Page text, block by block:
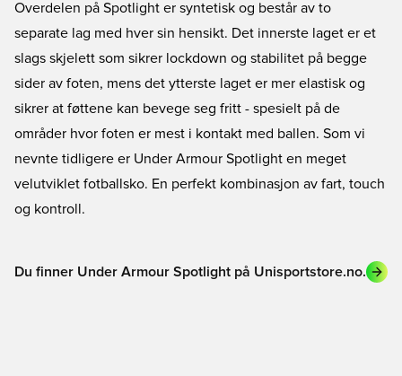
Overdelen på Spotlight er syntetisk og består av to
separate lag med hver sin hensikt. Det innerste laget er et
slags skjelett som sikrer lockdown og stabilitet på begge
sider av foten, mens det ytterste laget er mer elastisk og
sikrer at føttene kan bevege seg fritt - spesielt på de
områder hvor foten er mest i kontakt med ballen. Som vi
nevnte tidligere er Under Armour Spotlight en meget
velutviklet fotballsko. En perfekt kombinasjon av fart, touch
og kontroll.
Du finner Under Armour Spotlight på Unisportstore.no.